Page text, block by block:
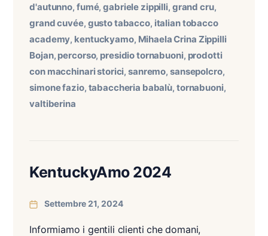
d'autunno, fumé,gabriele zippilli, grand cru,
grand cuvée, gusto tabacco, italian tobacco
academy, kentuckyamo, Mihaela Crina Zippilli
Bojan, percorso, presidio tornabuoni, prodotti
con macchinari storici,sanremo,sansepolcro,
simone fazio, tabaccheria babalù, tornabuoni,
valtiberina
KentuckyAmo 2024
Settembre 21, 2024
Informiamo i gentili clienti che domani,